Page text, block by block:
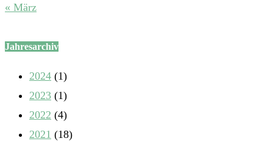
« März
Jahresarchiv
2024 (1)
2023 (1)
2022 (4)
2021 (18)